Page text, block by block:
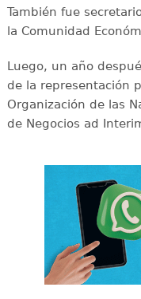
También fue
la Comunidad
Luego, un año
de la representación
Organización de las
de Negocios ad